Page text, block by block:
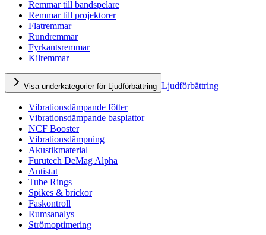
Remmar till bandspelare
Remmar till projektorer
Flatremmar
Rundremmar
Fyrkantsremmar
Kilremmar
Visa underkategorier för Ljudförbättring Ljudförbättring
Vibrationsdämpande fötter
Vibrationsdämpande basplattor
NCF Booster
Vibrationsdämpning
Akustikmaterial
Furutech DeMag Alpha
Antistat
Tube Rings
Spikes & brickor
Faskontroll
Rumsanalys
Strömoptimering